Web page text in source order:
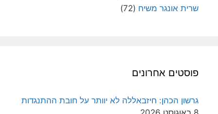
שרית אונגר משיח (72)
פוסטים אחרונים
גרשון הכהן: חיזבאללה לא יוותר על חובת ההתנגדות